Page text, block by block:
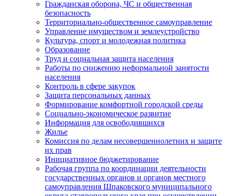
Гражданская оборона, ЧС и общественная
безопасность
Территориально-общественное самоуправление
Управление имуществом и землеустройство
Культура, спорт и молодежная политика
Образование
Труд и социальная защита населения
Работы по снижению неформальной занятости
населения
Контроль в сфере закупок
Защита персональных данных
Формирование комфортной городской среды
Социально-экономическое развитие
Информация для освободившихся
Жилье
Комиссия по делам несовершеннолетних и защите
их прав
Инициативное бюджетирование
Рабочая группа по координации деятельности
государственных органов и органов местного
самоуправления Шпаковского муниципального